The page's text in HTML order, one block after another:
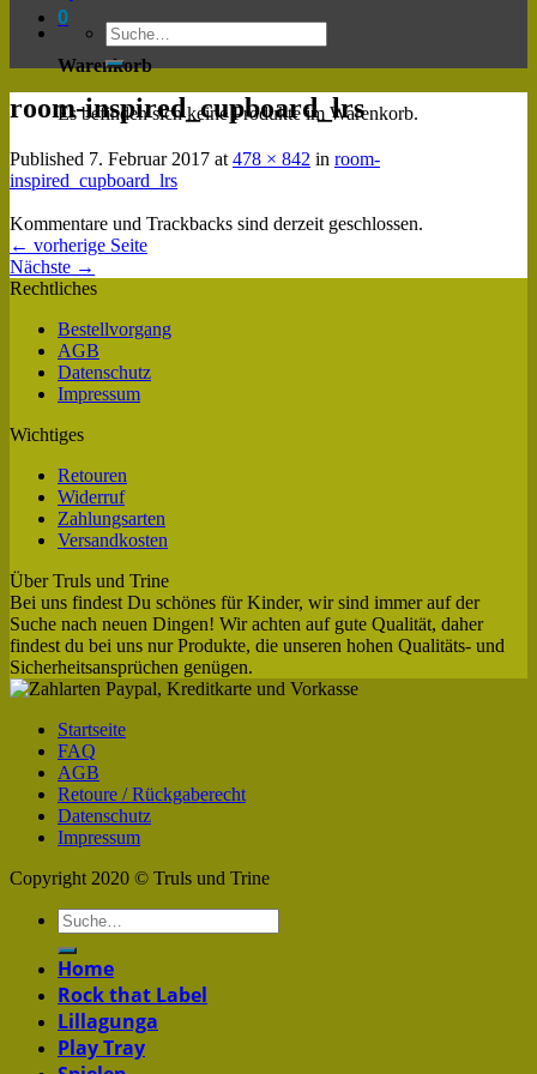
0
Warenkorb
Es befinden sich keine Produkte im Warenkorb.
room-inspired_cupboard_lrs
Published 7. Februar 2017 at 478 × 842 in room-
inspired_cupboard_lrs
Kommentare und Trackbacks sind derzeit geschlossen.
← vorherige Seite
Nächste →
Rechtliches
Bestellvorgang
AGB
Datenschutz
Impressum
Wichtiges
Retouren
Widerruf
Zahlungsarten
Versandkosten
Über Truls und Trine
Bei uns findest Du schönes für Kinder, wir sind immer auf der
Suche nach neuen Dingen! Wir achten auf gute Qualität, daher
findest du bei uns nur Produkte, die unseren hohen Qualitäts- und
Sicherheitsansprüchen genügen.
Startseite
FAQ
AGB
Retoure / Rückgaberecht
Datenschutz
Impressum
Copyright 2020 © Truls und Trine
Home
Rock that Label
Lillagunga
Play Tray